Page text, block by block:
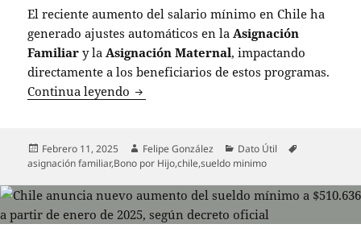
El reciente aumento del salario mínimo en Chile ha
generado ajustes automáticos en la Asignación
Familiar y la Asignación Maternal, impactando
directamente a los beneficiarios de estos programas.
Continua leyendo Chile ajusta beneficios estatales tras
Publicado
el
Febrero 11, 2025 Autor
Felipe González Categorías
Dato Útil
asignación familiar,Bono por Hijo,chile,sueldo minimo